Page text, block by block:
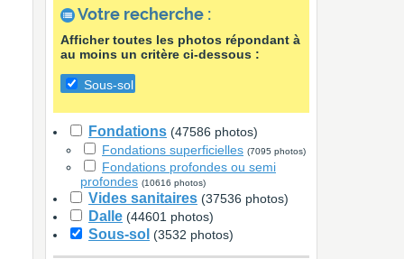
Votre recherche :
Afficher toutes les photos répondant à
au moins un critère ci-dessous :
Sous-sol
Fondations (47586 photos)
Fondations superficielles (7095 photos)
Fondations profondes ou semi
profondes (10616 photos)
Vides sanitaires (37536 photos)
Dalle (44601 photos)
Sous-sol (3532 photos)